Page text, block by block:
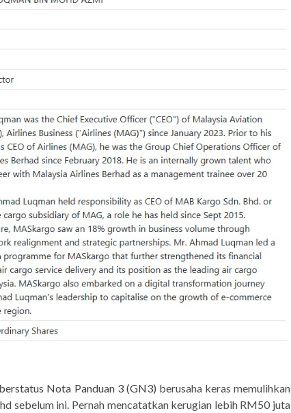
berstatus Nota Panduan 3 (GN3) berusaha keras memulihkan
sebelum ini. Pernah mencatatkan kerugian lebih RM50 juta